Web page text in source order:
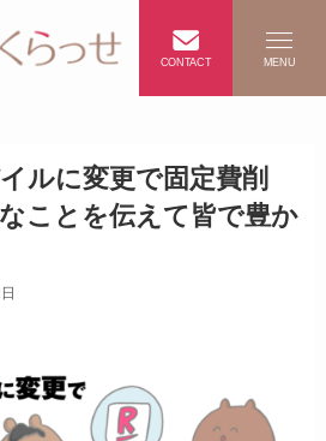
CONTACT MENU
ルに変更で固定費削
ことを伝えて皆で豊か